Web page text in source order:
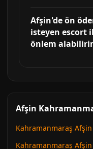
Afşin'de ön
isteyen escort
önlem
Afşin
Kahramanmaraş
Kahramanmaraş